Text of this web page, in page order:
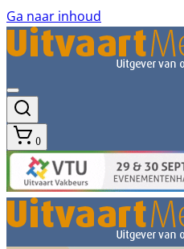
Ga naar inhoud
0